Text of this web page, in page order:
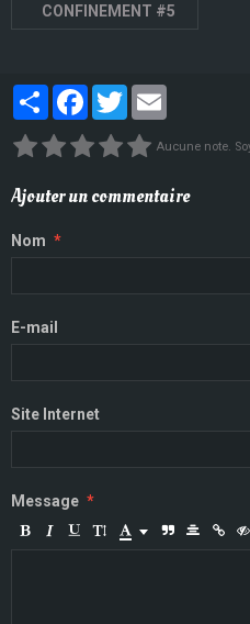
CONFINEMENT #5
PartagerFacebook
Twitter
Aucune note.
Ajouter un commentaire
Nom
E-mail
Site Internet
Message